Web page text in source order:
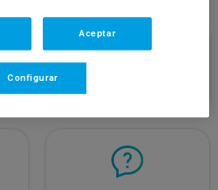
Aceptar
Configurar